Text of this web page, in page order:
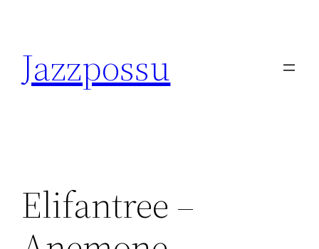
content
Jazzpossu
Elifantree –